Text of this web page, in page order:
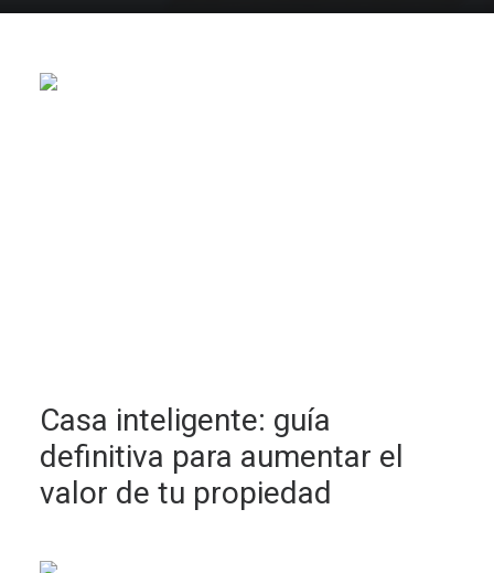
Casa inteligente: guía
definitiva para aumentar el
valor de tu propiedad